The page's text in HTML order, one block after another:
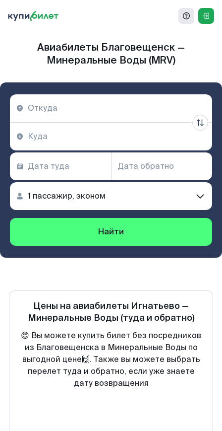
Авиабилеты Благовещенск —
Минеральные Воды (MRV)
Найти
Цены на авиабилеты Игнатьево —
Минеральные Воды (туда и обратно)
😍 Вы можете купить билет без посредников
из Благовещенска в Минеральные Воды по
выгодной цене🙌. Также вы можете выбрать
перелет туда и обратно, если уже знаете
дату возвращения